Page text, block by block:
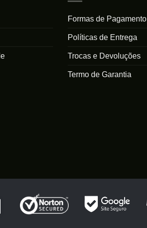
Formas de Pagamento
Políticas de Entrega
Trocas e Devoluções
Termo de Garantia